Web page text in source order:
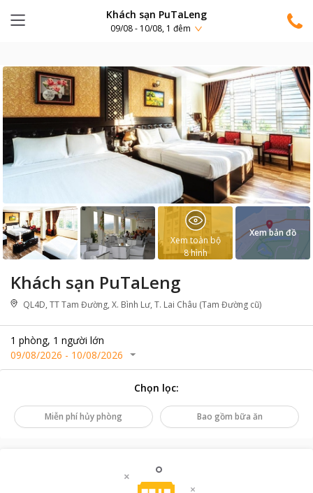
Khách sạn PuTaLeng
09/08 - 10/08, 1 đêm
Khách sạn PuTaLeng
QL4D, TT Tam Đường, X. Bình Lư, T. Lai Châu (Tam Đường cũ)
1 phòng, 1 người lớn
09/08/2026 - 10/08/2026
Xem toàn bộ
8hình
Xem bản đồ
Chọn lọc:
Miễn phí hủy phòng Bao gồm bữa ăn